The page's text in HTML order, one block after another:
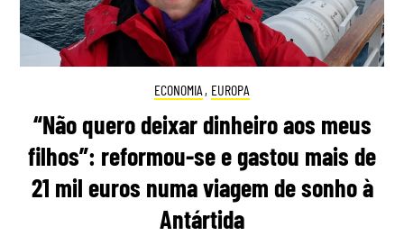
ECONOMIA , EUROPA
“Não quero deixar dinheiro aos meus
filhos”: reformou-se e gastou mais de
21 mil euros numa viagem de sonho à
Antártida